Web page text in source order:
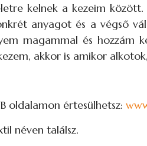
kelnek a kezeim
anyagot és a végső
magammal és hozzám
akkor is amikor
oldalamon értesülhetsz:
néven találsz.